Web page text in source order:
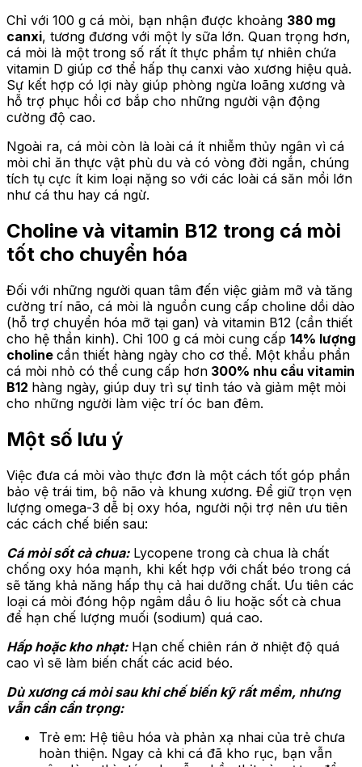
Chỉ với 100 g cá mòi, bạn nhận được khoảng 380 mg
canxi, tương đương với một ly sữa lớn. Quan trọng hơn,
cá mòi là một trong số rất ít thực phẩm tự nhiên chứa
vitamin D giúp cơ thể hấp thụ canxi vào xương hiệu quả.
Sự kết hợp có lợi này giúp phòng ngừa loãng xương và
hỗ trợ phục hồi cơ bắp cho những người vận động
cường độ cao.
Ngoài ra, cá mòi còn là loài cá ít nhiễm thủy ngân vì cá
mòi chỉ ăn thực vật phù du và có vòng đời ngắn, chúng
tích tụ cực ít kim loại nặng so với các loài cá săn mồi lớn
như cá thu hay cá ngừ.
Choline và vitamin B12 trong cá mòi
tốt cho chuyển hóa
Đối với những người quan tâm đến việc giảm mỡ và tăng
cường trí não, cá mòi là nguồn cung cấp choline dồi dào
(hỗ trợ chuyển hóa mỡ tại gan) và vitamin B12 (cần thiết
cho hệ thần kinh). Chỉ 100 g cá mòi cung cấp 14% lượng
choline cần thiết hàng ngày cho cơ thể. Một khẩu phần
cá mòi nhỏ có thể cung cấp hơn 300% nhu cầu vitamin
B12 hàng ngày, giúp duy trì sự tỉnh táo và giảm mệt mỏi
cho những người làm việc trí óc ban đêm.
Một số lưu ý
Việc đưa cá mòi vào thực đơn là một cách tốt góp phần
bảo vệ trái tim, bộ não và khung xương. Để giữ trọn vẹn
lượng omega-3 dễ bị oxy hóa, người nội trợ nên ưu tiên
các cách chế biến sau:
Cá mòi sốt cà chua:Lycopene trong cà chua là chất
chống oxy hóa mạnh, khi kết hợp với chất béo trong cá
sẽ tăng khả năng hấp thụ cả hai dưỡng chất. Ưu tiên các
loại cá mòi đóng hộp ngâm dầu ô liu hoặc sốt cà chua
để hạn chế lượng muối (sodium) quá cao.
Hấp hoặc kho nhạt:Hạn chế chiên rán ở nhiệt độ quá
cao vì sẽ làm biến chất các acid béo.
Dù xương cá mòi sau khi chế biến kỹ rất mềm, nhưng
vẫn cần cẩn trọng:
Trẻ em: Hệ tiêu hóa và phản xạ nhai của trẻ chưa
hoàn thiện. Ngay cả khi cá đã kho rục, bạn vẫn